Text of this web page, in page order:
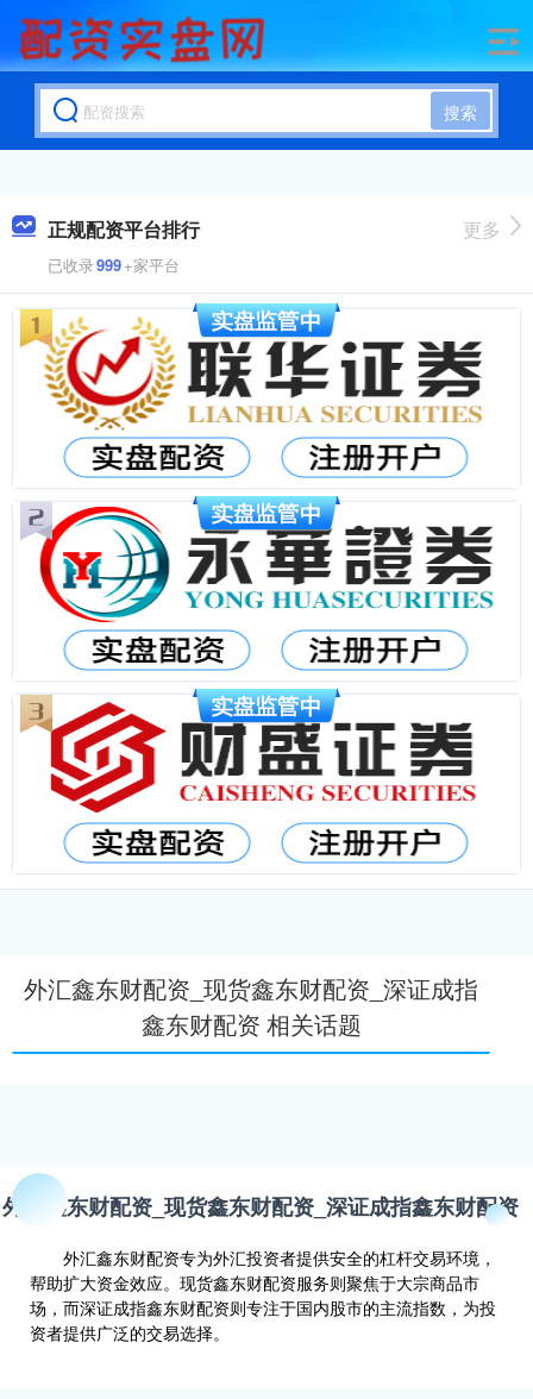
搜索
正规配资平台排行
已收录999+家平台
更多
外汇鑫东财配资_现货鑫东财配资_深证成指
鑫东财配资 相关话题
外汇鑫东财配资_现货鑫东财配资_深证成指鑫东财配资
外汇鑫东财配资专为外汇投资者提供安全的杠杆交易环境，
帮助扩大资金效应。现货鑫东财配资服务则聚焦于大宗商品市
场，而深证成指鑫东财配资则专注于国内股市的主流指数，为投
资者提供广泛的交易选择。